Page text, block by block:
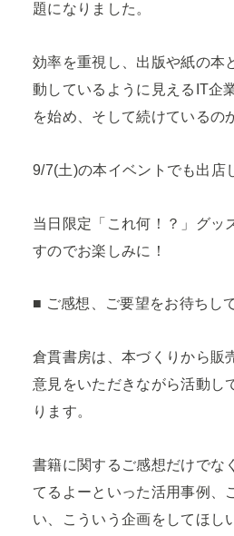
題になりました。
効率を重視し、出版や紙の本
動しているように見えるIT企
を始め、そして続けているの
9/7(土)の本イベントでも出店
当日限定「これ何！？」グッ
すのでお楽しみに！
■ ご感想、ご要望をお待ちし
倉貫書房は、本づくりから販
意見をいただきながら活動し
ります。
書籍に関するご感想だけでな
てるよーといった活用事例、
い、こういう企画をしてほし